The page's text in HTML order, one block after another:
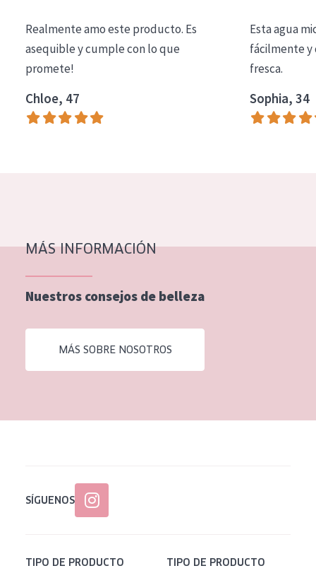
Limpieza
COLECCIÓN
Essentials
Lift+
Piel normal y seca
Piel mixata o grasa
Piel madura
Piel expuesta al sol
Piel menopáusica
Todas las edades
Realmente amo este producto. Es
asequible y cumple con lo que
promete!
Chloe, 47
Esta agua
fácilmente y
fresca.
Sophia, 34
MÁS INFORMACIÓN
Nuestros consejos de belleza
MÁS SOBRE NOSOTROS
SÍGUENOS
TIPO DE PRODUCTO TIPO DE PRODUCTO